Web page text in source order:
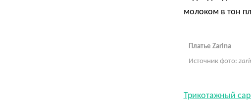
молоком в тон
Платье Zarina
Источник фото:
Трикотажный